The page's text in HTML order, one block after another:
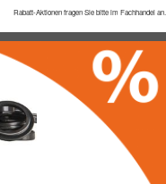
Rabatt-Aktionen fragen Sie bitte im Fachhandel an.